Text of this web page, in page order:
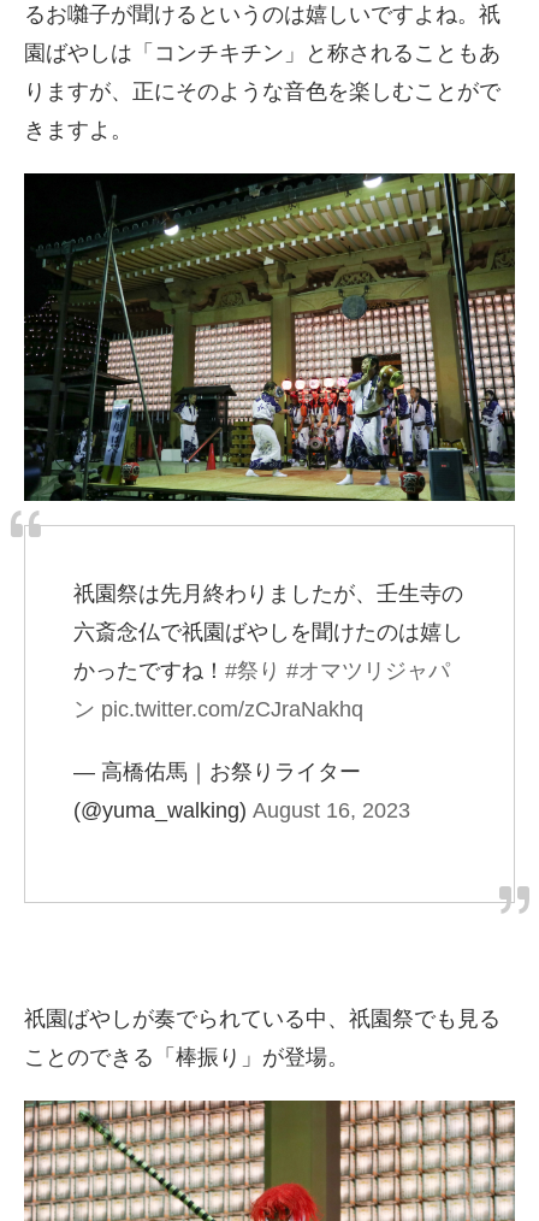
るお囃子が聞けるというのは嬉しいですよね。祇
園ばやしは「コンチキチン」と称されることもあ
りますが、正にそのような音色を楽しむことがで
きますよ。
祇園祭は先月終わりましたが、壬生寺の
六斎念仏で祇園ばやしを聞けたのは嬉し
かったですね！ #祭り #オマツリジャパ
ン pic.twitter.com/zCJraNakhq
— 高橋佑馬｜お祭りライター
(@yuma_walking) August 16, 2023
祇園ばやしが奏でられている中、祇園祭でも見る
ことのできる「棒振り」が登場。